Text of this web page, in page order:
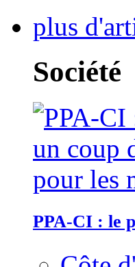
plus
Société
PPA-CI : le